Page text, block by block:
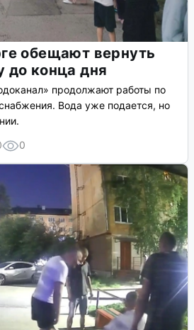
обещают вернуть
до конца дня
продолжают работы по
Вода уже подается, но
0